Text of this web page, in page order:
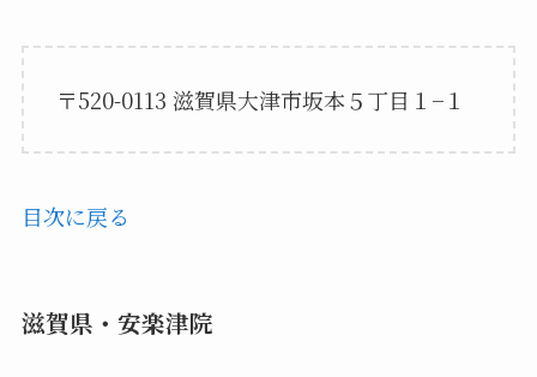
〒520-0113 滋賀県大津市坂本５丁目１−１
目次に戻る
滋賀県・安楽津院